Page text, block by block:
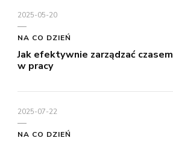
2025-05-20
NA CO DZIEŃ
Jak efektywnie zarządzać czasem
w pracy
2025-07-22
NA CO DZIEŃ